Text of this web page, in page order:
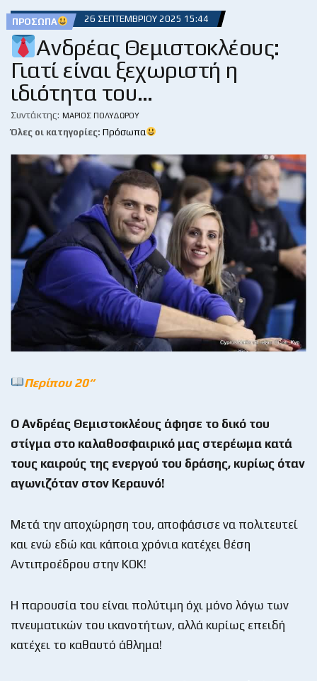
ΠΡΌΣΩΠΑ 26 ΣΕΠΤΕΜΒΡΊΟΥ 2025 15:44
Ανδρέας Θεμιστοκλέους:
Γιατί είναι ξεχωριστή η
ιδιότητα του…
Συντάκτης: ΜΆΡΙΟΣ ΠΟΛΥΔΏΡΟΥ
Όλες οι κατηγορίες: Πρόσωπα
Περίπου 20“
Ο Ανδρέας Θεμιστοκλέους άφησε το δικό του
στίγμα στο καλαθοσφαιρικό μας στερέωμα κατά
τους καιρούς της ενεργού του δράσης, κυρίως όταν
αγωνιζόταν στον Κεραυνό!
Μετά την αποχώρηση του, αποφάσισε να πολιτευτεί
και ενώ εδώ και κάποια χρόνια κατέχει θέση
Αντιπροέδρου στην ΚΟΚ!
Η παρουσία του είναι πολύτιμη όχι μόνο λόγω των
πνευματικών του ικανοτήτων, αλλά κυρίως επειδή
κατέχει το καθαυτό άθλημα!